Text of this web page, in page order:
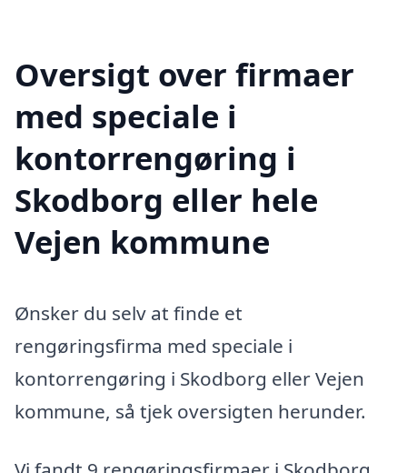
Oversigt over firmaer
med speciale i
kontorrengøring i
Skodborg eller hele
Vejen kommune
Ønsker du selv at finde et
rengøringsfirma med speciale i
kontorrengøring i Skodborg eller Vejen
kommune, så tjek oversigten herunder.